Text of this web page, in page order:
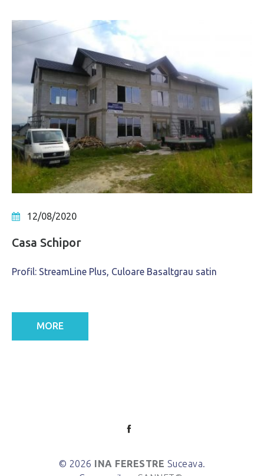
12/08/2020
Casa Schipor
Profil: StreamLine Plus, Culoare Basaltgrau satin
MORE
© 2026 INA FERESTRE Suceava.